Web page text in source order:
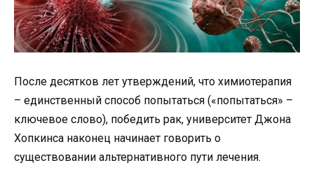
После десятков лет утверждений, что химиотерапия
– единственный способ попытаться («попытаться» –
ключевое слово), победить рак, университет Джона
Хопкинса наконец начинает говорить о
существовании альтернативного пути лечения.